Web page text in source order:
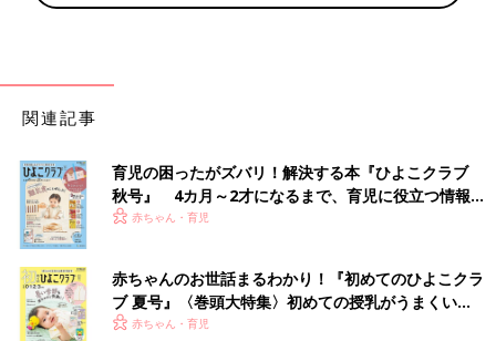
また後期スクリーニング検査のとき、エコー検査で心室中隔欠損
能性もあるから、様子を見ましょうと言われました。私もずっと
大学病院の小児科やGCUで、看護師として働いていたので、大き
穴１つではショックは受けませんでした。医師の言うとおり、経
過観察するしかないと思っていました。
1カ月健診のとき医師から“リッキーくんの心臓の穴、ふさがって
いますよ”と言われました」（沙織さん）
退院後、心配なことが次々と…。熱がないのにけい
れんも
関連記事
育児の困ったがズバリ！解決する本『ひよこクラブ
秋号』 4カ月～2才になるまで、育児に役立つ情報が
いっぱい！
赤ちゃん・育児
赤ちゃんのお世話まるわかり！『初めてのひよこクラ
ブ 夏号』〈巻頭大特集〉初めての授乳がうまくい
く！ おっぱい・ミルクの基本と夏のトラブル 解決テ
赤ちゃん・育児